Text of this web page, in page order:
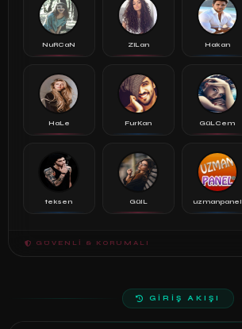
NuRCaN ZiLan Hakan
HaLe FurKan GüLCem
teksen GülL uzmanpanel
GÜVENLI & KORUMALI
GİRİŞ AKIŞI